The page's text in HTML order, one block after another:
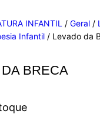
INFANTIL /Geral /
Infantil / Levado da
BRECA